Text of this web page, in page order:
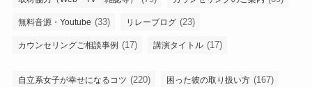
無料音源・Youtube (33) リレーブログ (23)
カウンセリングご相談事例 (17) 講演タイトル (17)
自立系女子が幸せになるコツ (220) 困った彼の取り扱い方 (167)